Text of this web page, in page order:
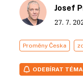
Josef
27. 7.
Proměny Česka
ODEBÍRAT TÉMA